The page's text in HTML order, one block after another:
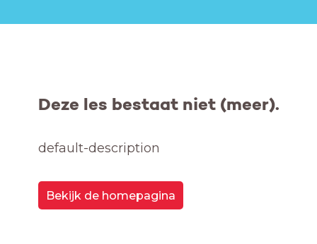
Deze les bestaat niet (meer).
default-description
Bekijk de homepagina